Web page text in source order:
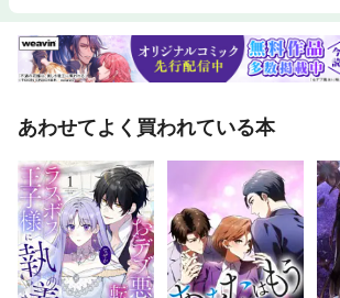
あわせてよく買われている本